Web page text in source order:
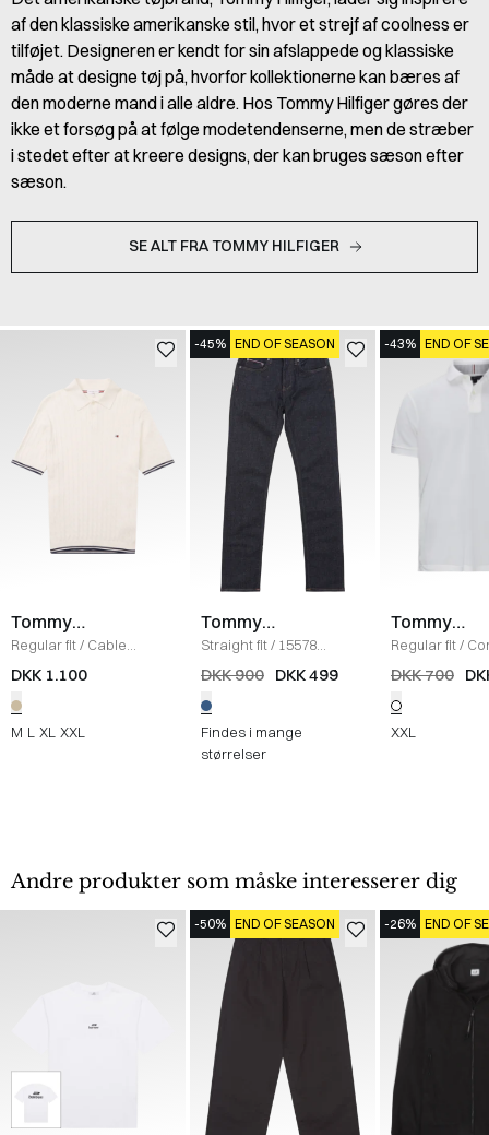
af den klassiske amerikanske stil, hvor et strejf af coolness er
tilføjet. Designeren er kendt for sin afslappede og klassiske
måde at designe tøj på, hvorfor kollektionerne kan bæres af
den moderne mand i alle aldre. Hos Tommy Hilfiger gøres der
ikke et forsøg på at følge modetendenserne, men de stræber
i stedet efter at kreere designs, der kan bruges sæson efter
sæson.
SE ALT FRA TOMMY HILFIGER
Tommy
Hilfiger
Regular fit/ Cable
Knitted Polo T-shirt
DKK 1.100
M L XL XXL
-45% END OF SEASON
Tommy
Hilfiger
Straight fit/ 15578
Denton Ohio Jeans /
DKK 900 DKK 499
Findes i mange
størrelser
-43% END OF
Tommy
Hilfiger
Regular fit/
Polo
HVID
DKK 700
XXL
Andre produkter som måske interesserer dig
-50% END OF SEASON -26% END OF